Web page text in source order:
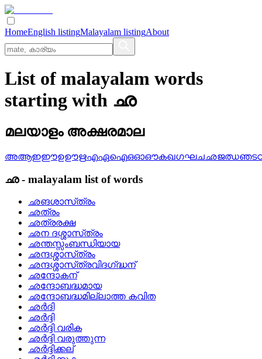
HomeEnglish listingMalayalam listingAbout
List of malayalam words
starting with ഛ
മലയാളം അക്ഷരമാല
അആഇഈഉഊഋഎഏഐഒഓഔകഖഗഘചഛജഝഞട
ഛ- malayalam list of words
ഛങശാസ്‌ത്രം
ഛത്രം
ഛത്രരക്ഷ
ഛന ദശ്ശാസ്‌ത്രം
ഛന്തസ്സംബന്ധിയായ
ഛന്ദശ്ശാസ്‌ത്രം
ഛന്ദശ്ശാസ്‌ത്രവിദഗ്‌ദ്ധന്
ഛന്ദോകന്
ഛന്ദോബദ്ധമായ
ഛന്ദോബദ്ധമില്ലാത്ത കവിത
ഛര്‍ദി
ഛര്‍ദ്ദി
ഛര്‍ദ്ദി വരിക
ഛര്‍ദ്ദി വരുത്തുന്ന
ഛര്‍ദ്ദിക്കല്